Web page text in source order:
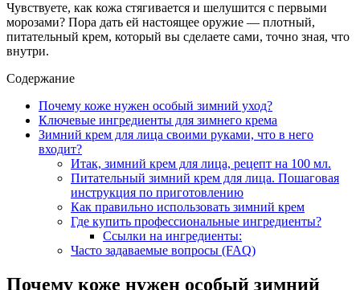
Чувствуете, как кожа стягивается и шелушится с первыми
морозами? Пора дать ей настоящее оружие — плотный,
питательный крем, который вы сделаете сами, точно зная, что
внутри.
Содержание
Почему коже нужен особый зимний уход?
Ключевые ингредиенты для зимнего крема
Зимний крем для лица своими руками, что в него
входит?
Итак, зимний крем для лица, рецепт на 100 мл.
Питательный зимний крем для лица. Пошаговая
инструкция по приготовлению
Как правильно использовать зимний крем
Где купить профессиональные ингредиенты?
Ссылки на ингредиенты:
Часто задаваемые вопросы (FAQ)
Почему коже нужен особый зимний